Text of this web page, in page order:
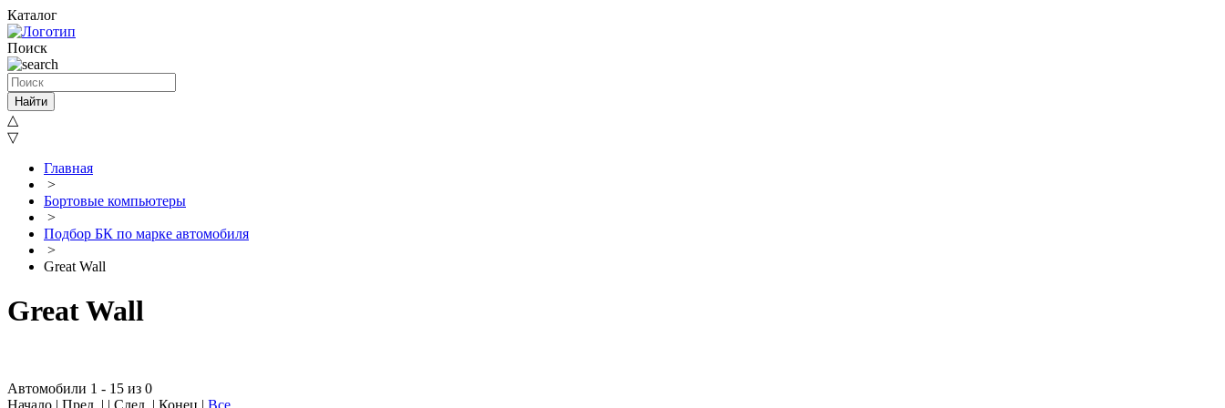
Каталог
Поиск
Найти
△
▽
Главная
>
Бортовые компьютеры
>
Подбор БК по марке автомобиля
>
Great Wall
Great Wall
Автомобили 1 - 15 из 0
Начало | Пред. | | След. | Конец | Все